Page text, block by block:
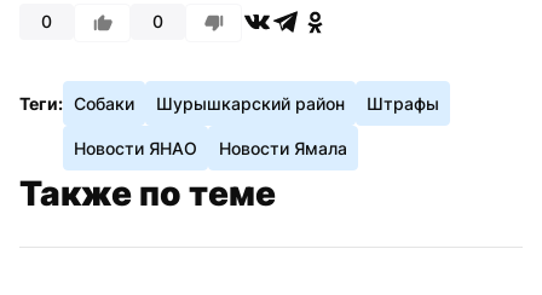
0 0
Теги: Собаки Шурышкарский район Штрафы
Новости ЯНАО Новости Ямала
Также по теме